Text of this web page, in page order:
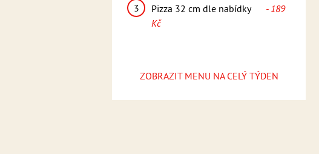
3
Pizza 32 cm dle nabídky
- 189
Kč
ZOBRAZIT MENU NA CELÝ TÝDEN